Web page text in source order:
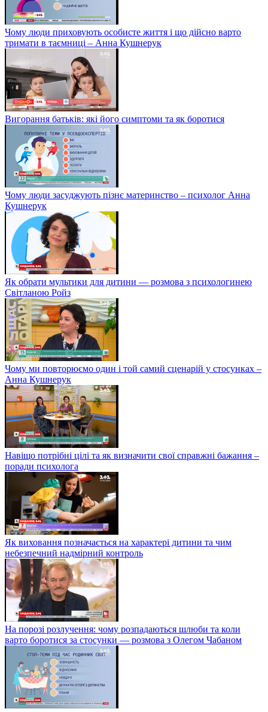
Чому люди приховують особисте життя і що дійсно варто
тримати в таємниці – Анна Кушнерук
Вигорання батьків: які його симптоми та як боротися
Чому люди засуджують пізнє материнство – психолог Анна
Кушнерук
Як обрати мультики для дитини — розмова з психологинею
Світланою Ройз
Чому ми повторюємо один і той самий сценарій у стосунках –
Анна Кушнерук
Навіщо потрібні цілі та як визначити свої справжні бажання –
поради психолога
Як виховання позначається на характері дитини та чим
небезпечний надмірний контроль
На порозі розлучення: чому розпадаються шлюби та коли
варто боротися за стосунки — розмова з Олегом Чабаном